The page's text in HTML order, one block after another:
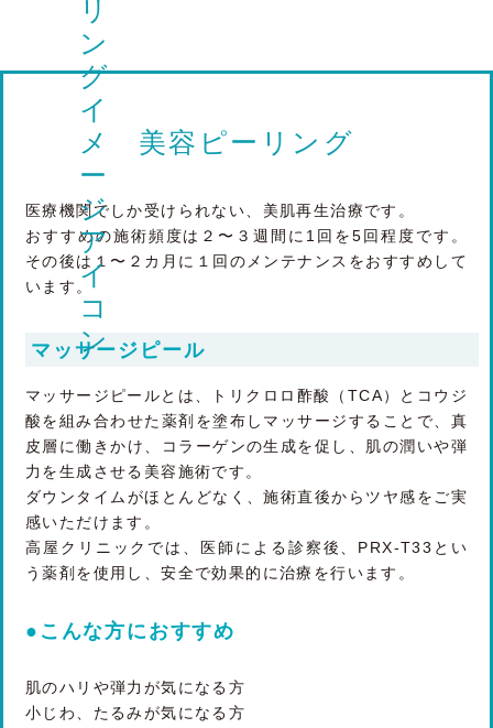
美容ピーリング
医療機関でしか受けられない、美肌再生治療です。
おすすめの施術頻度は２〜３週間に1回を5回程度です。
その後は１〜２カ月に１回のメンテナンスをおすすめして
います。
マッサージピール
マッサージピールとは、トリクロロ酢酸（TCA）とコウジ
酸を組み合わせた薬剤を塗布しマッサージすることで、真
皮層に働きかけ、コラーゲンの生成を促し、肌の潤いや弾
力を生成させる美容施術です。
ダウンタイムがほとんどなく、施術直後からツヤ感をご実
感いただけます。
高屋クリニックでは、医師による診察後、PRX-T33とい
う薬剤を使用し、安全で効果的に治療を行います。
●こんな方におすすめ
肌のハリや弾力が気になる方
小じわ、たるみが気になる方